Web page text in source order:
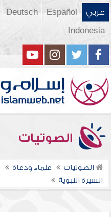
عربي Español
Deutsch
Indonesia
الصوتيات
الصوتيات علماء ودعاة
السيرة النبوية